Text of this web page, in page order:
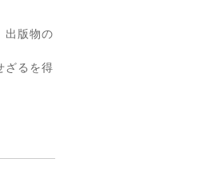
出版物の
ざるを得